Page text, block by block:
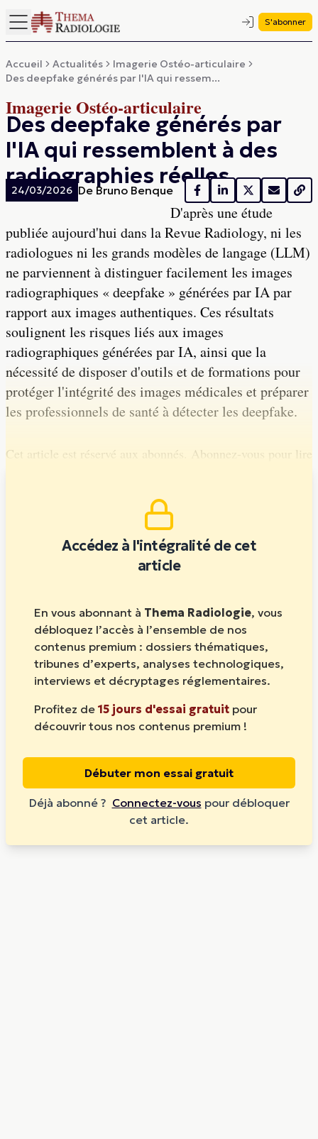
S'abonner
Accueil Actualités
Imagerie Ostéo-articulaire
Des deepfake générés par l'IA qui ressem...
Imagerie Ostéo-articulaire
Des deepfake générés par
l'IA qui ressemblent à des
radiographies réelles
24/03/2026 De Bruno Benque
D'après une étude
publiée aujourd'hui dans la Revue Radiology, ni les
radiologues ni les grands modèles de langage (LLM)
ne parviennent à distinguer facilement les images
radiographiques « deepfake » générées par IA par
rapport aux images authentiques. Ces résultats
soulignent les risques liés aux images
radiographiques générées par IA, ainsi que la
nécessité de disposer d'outils et de formations pour
protéger l'intégrité des images médicales et préparer
les professionnels de santé à détecter les deepfake.
Cet article est réservé aux abonnés. Abonnez-vous pour lire
Accédez à l'intégralité de cet
article
En vous abonnant à Thema Radiologie, vous
débloquez l’accès à l’ensemble de nos
contenus premium : dossiers thématiques,
tribunes d’experts, analyses technologiques,
interviews et décryptages réglementaires.
Profitez de 15 jours d'essai gratuit pour
découvrir tous nos contenus premium !
Débuter mon essai gratuit
Déjà abonné ? Connectez-vous pour débloquer
cet article.